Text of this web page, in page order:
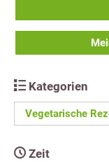
Kategorien
Vegetarische
Zeit